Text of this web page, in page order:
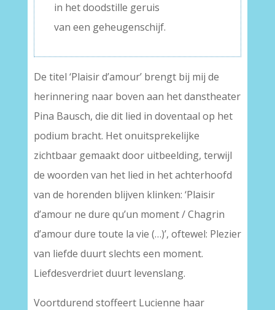
in het doodstille geruis
van een geheugenschijf.
De titel ‘Plaisir d’amour’ brengt bij mij de
herinnering naar boven aan het danstheater
Pina Bausch, die dit lied in doventaal op het
podium bracht. Het onuitsprekelijke
zichtbaar gemaakt door uitbeelding, terwijl
de woorden van het lied in het achterhoofd
van de horenden blijven klinken: ‘Plaisir
d’amour ne dure qu’un moment / Chagrin
d’amour dure toute la vie (…)’, oftewel: Plezier
van liefde duurt slechts een moment.
Liefdesverdriet duurt levenslang.
Voortdurend stoffeert Lucienne haar